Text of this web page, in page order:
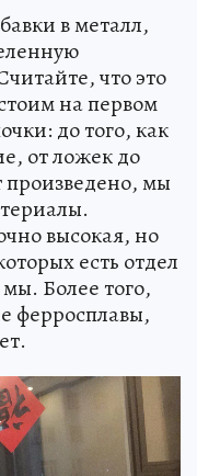
в металл,
что это
на первом
до того, как
от ложек до
произведено, мы
высокая, но
есть отдел
Более того,
ферросплавы,